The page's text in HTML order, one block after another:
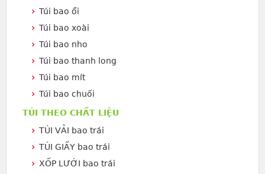
Túi bao ổi
Túi bao xoài
Túi bao nho
Túi bao thanh long
Túi bao mít
Túi bao chuối
TÚI THEO CHẤT LIỆU
TÚI VẢI bao trái
TÚI GIẤY bao trái
XỐP LƯỚI bao trái